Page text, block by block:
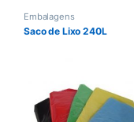
Embalagens
Saco de Lixo 240L